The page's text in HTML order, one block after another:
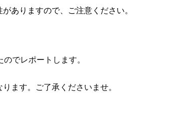
ありますので、ご注意ください。
でレポートします。
ます。ご了承くださいませ。